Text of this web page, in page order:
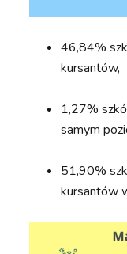
46,84%
kursantów,
1,27%
samym
51,90%
kursantów